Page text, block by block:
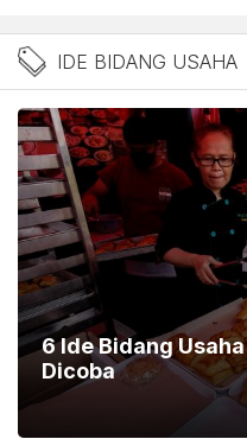
Berita Ide
IDE BIDANG USAHA
6 Ide Bidang
Dicoba